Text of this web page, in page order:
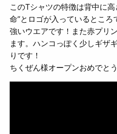
このTシャツの特徴は背中に
命”とロゴが入っているとこ
強いウエアです！また赤プリ
ます。ハンコっぽく少しギザ
りです！
ちくぜん様オープンおめでと